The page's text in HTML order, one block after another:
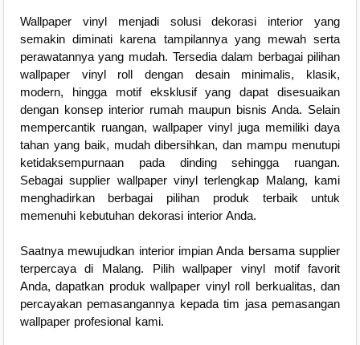
Wallpaper vinyl menjadi solusi dekorasi interior yang
semakin diminati karena tampilannya yang mewah serta
perawatannya yang mudah. Tersedia dalam berbagai pilihan
wallpaper vinyl roll dengan desain minimalis, klasik,
modern, hingga motif eksklusif yang dapat disesuaikan
dengan konsep interior rumah maupun bisnis Anda. Selain
mempercantik ruangan, wallpaper vinyl juga memiliki daya
tahan yang baik, mudah dibersihkan, dan mampu menutupi
ketidaksempurnaan pada dinding sehingga ruangan.
Sebagai supplier wallpaper vinyl terlengkap Malang, kami
menghadirkan berbagai pilihan produk terbaik untuk
memenuhi kebutuhan dekorasi interior Anda.
Saatnya mewujudkan interior impian Anda bersama supplier
terpercaya di Malang. Pilih wallpaper vinyl motif favorit
Anda, dapatkan produk wallpaper vinyl roll berkualitas, dan
percayakan pemasangannya kepada tim jasa pemasangan
wallpaper profesional kami.